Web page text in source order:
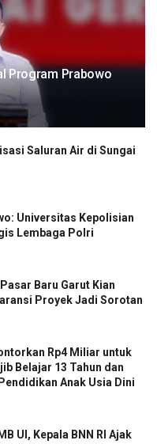
Program Prabowo
Saluran Air di Sungai
Universitas Kepolisian
Lembaga Polri
Baru Garut Kian
Proyek Jadi Sorotan
Rp4 Miliar untuk
Belajar 13 Tahun dan
Anak Usia Dini
UI, Kepala BNN RI Ajak